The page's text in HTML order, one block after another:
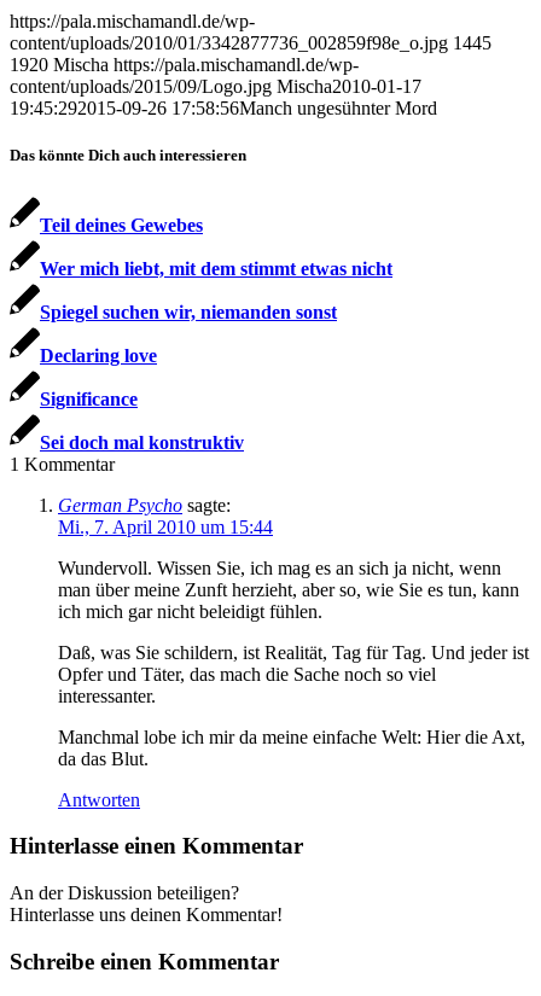
https://pala.mischamandl.de/wp-
content/uploads/2010/01/3342877736_002859f98e_o.jpg 1445
1920 Mischa https://pala.mischamandl.de/wp-
content/uploads/2015/09/Logo.jpg Mischa2010-01-17
19:45:292015-09-26 17:58:56Manch unge­sühn­ter Mord
Das könnte Dich auch interessieren
Teil dei­nes Gewebes
Wer mich liebt, mit dem stimmt etwas nicht
Spie­gel suchen wir, nie­man­den sonst
Decla­ring love
Signi­fi­can­ce
Sei doch mal konstruktiv
1 Kommentar
German Psycho sagte:
Mi., 7. April 2010 um 15:44
Wun­der­voll. Wis­sen Sie, ich mag es an sich ja nicht, wenn
man über mei­ne Zunft her­zieht, aber so, wie Sie es tun, kann
ich mich gar nicht belei­digt fühlen.
Daß, was Sie schil­dern, ist Rea­li­tät, Tag für Tag. Und jeder ist
Opfer und Täter, das mach die Sache noch so viel
interessanter.
Manch­mal lobe ich mir da mei­ne ein­fa­che Welt: Hier die Axt,
da das Blut.
Antworten
Hinterlasse einen Kommentar
An der Diskussion beteiligen?
Hinterlasse uns deinen Kommentar!
Schreibe einen Kommentar